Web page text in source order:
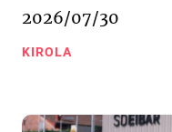
2026/07/30
KIROLA